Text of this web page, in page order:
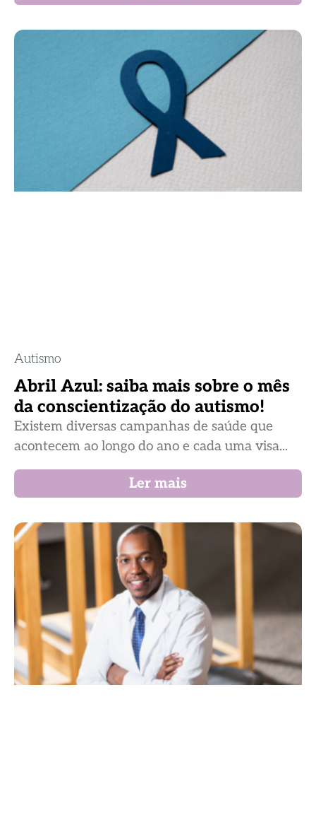
Autismo
Abril Azul: saiba mais sobre o mês
da conscientização do autismo!
Existem diversas campanhas de saúde que
acontecem ao longo do ano e cada uma visa...
Ler mais